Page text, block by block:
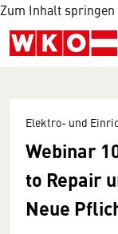
Zum Inhalt springen
Elektro- und
Webinar
to Repair
Neue